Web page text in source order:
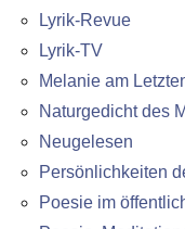
Lyrik-Revue
Lyrik-TV
Melanie am
Naturgedicht des
Neugelesen
Persönlichkeiten
Poesie im